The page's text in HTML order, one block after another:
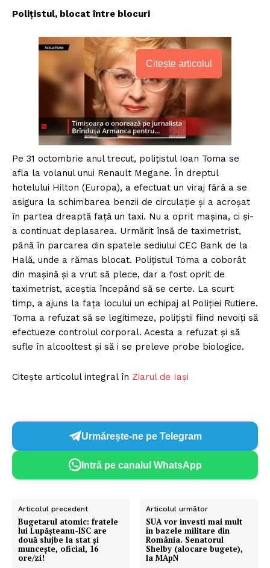
Poliţistul, blocat între blocuri
Citește articolul
Pe 31 octombrie anul trecut, poliţistul Ioan Toma se
afla la volanul unui Renault Megane. În dreptul
hotelului Hilton (Europa), a efectuat un viraj fără a se
asigura la schimbarea benzii de circulaţie şi a acroşat
în partea dreaptă faţă un taxi. Nu a oprit maşina, ci şi-
a continuat deplasarea. Urmărit însă de taximetrist,
până în parcarea din spatele sediului CEC Bank de la
Hală, unde a rămas blocat. Poliţistul Toma a coborât
din maşină şi a vrut să plece, dar a fost oprit de
taximetrist, aceştia începând să se certe. La scurt
timp, a ajuns la faţa locului un echipaj al Poliţiei Rutiere.
Toma a refuzat să se legitimeze, poliţiştii fiind nevoiţi să
efectueze controlul corporal. Acesta a refuzat şi să
sufle în alcooltest şi să i se preleve probe biologice.
Citește articolul integral în Ziarul de Iași
Urmărește-ne pe Telegram
Intră pe canalul WhatsApp
Articolul precedent
Bugetarul atomic: fratele
lui Lupășteanu-ISC are
două slujbe la stat și
muncește, oficial, 16
ore/zi!
Articolul următor
SUA vor investi mai mult
în bazele militare din
România. Senatorul
Shelby (alocare bugete),
la MApN